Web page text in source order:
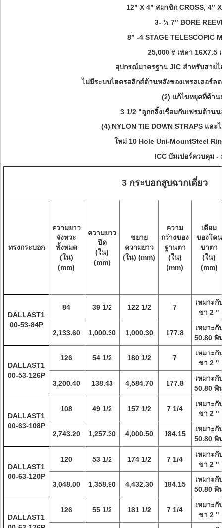
12” X 4” สมาชิก CROSS, 4”
3- ½ 7” BORE
8” -4 STAGE TELESCOPIC
25,000 # เพลา 16X7.5
อุปกรณ์มาตรฐาน JIC สำหรับสาย
ไม่มีระบบไฮดรอลิกส์ด้านหลังของเทรลเลอร์ล
(2) แก้ไขหยุดที่ด้าน
3 1/2 "ลูกกลิ้งเชื่อมกับเฟรมด้าน
(4) NYLON TIE DOWN STRAPS แล
ใหม่ 10 Hole Uni-MountSteel
ICC บัมเปอร์ควบคุม -
3 กระบอกสูบฉากเดี่ยว
ทรงกระบอก
ความยาว
จังหวะ
ทั้งหมด
(ใน)
(mm)
ความยาว
ปิด
(ใน)
(mm)
ขยาย
ความยาว
(ใน) (mm)
ความ
กว้างของ
ฐานตา
(ใน)
(mm)
เดียม
ของโคน
ขาตา
(ใน)
(mm)
DALLAST1
00-53-84P
84 39 1/2 122 1/2 7
เหมาะกั
ขา 2 "
2,133.60 1,000.30 1,000.30 177.8
เหมาะกั
50.80 พิ
DALLAST1
00-53-126P
126 54 1/2 180 1/2 7
เหมาะกั
ขา 2 "
3,200.40 138.43 4,584.70 177.8
เหมาะกั
50.80 พิ
DALLAST1
00-63-108P
108 49 1/2 157 1/2 7 1/4
เหมาะกั
ขา 2 "
2,743.20 1,257.30 4,000.50 184.15
เหมาะกั
50.80 พิ
DALLAST1
00-63-120P
120 53 1/2 174 1/2 7 1/4
เหมาะกั
ขา 2 "
3,048.00 1,358.90 4,432.30 184.15
เหมาะกั
50.80 พิ
DALLAST1
126 55 1/2 181 1/2 7 1/4
เหมาะกั
ขา 2 "